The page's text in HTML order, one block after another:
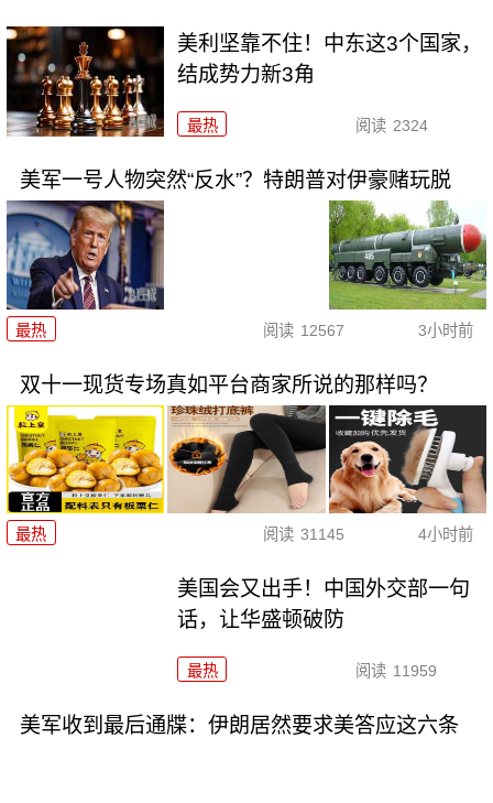
美利坚靠不住！中东这3个国家，
结成势力新3角
最热 阅读 2324
美军一号人物突然“反水”？特朗普对伊豪赌玩脱
最热 阅读 12567 3小时前
双十一现货专场真如平台商家所说的那样吗？
最热 阅读 31145 4小时前
美国会又出手！中国外交部一句
话，让华盛顿破防
最热 阅读 11959
美军收到最后通牒：伊朗居然要求美答应这六条